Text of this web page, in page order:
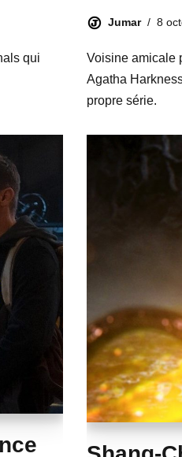
qui
Jumar 8
Voisine amicale
Agatha
propre série.